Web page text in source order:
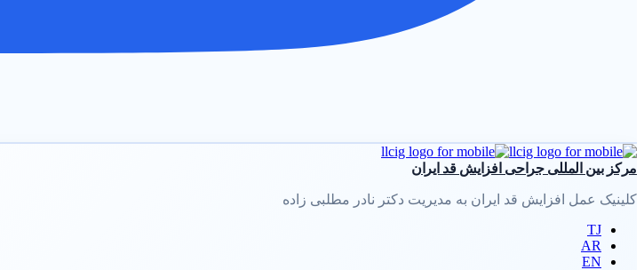
مرکز بین المللی جراحی افزایش قد ایران
کلینیک عمل افزایش قد ایران به مدیریت دکتر نادر مطلبی زاده
TJ
AR
EN